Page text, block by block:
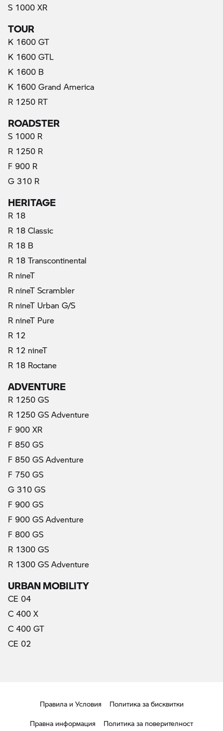
S 1000 XR
TOUR
K 1600 GT
K 1600 GTL
K 1600 B
K 1600 Grand America
R 1250 RT
ROADSTER
S 1000 R
R 1250 R
F 900 R
G 310 R
HERITAGE
R 18
R 18 Classic
R 18 B
R 18 Transcontinental
R nineT(актуални)
R nineT Scrambler
R nineT Urban G/S
R nineT Pure
R 12
R 12 nineT
R 18 Roctane
ADVENTURE
R 1250 GS
R 1250 GS Adventure
F 900 XR
F 850 GS
F 850 GS Adventure
F 750 GS
G 310 GS
F 900 GS
F 900 GS Adventure
F 800 GS
R 1300 GS
R 1300 GS Adventure
URBAN MOBILITY
CE 04
C 400 X
C 400 GT
CE 02
Правила и Условия
Политика за бисквитки
Правна информация
Политика за поверителност